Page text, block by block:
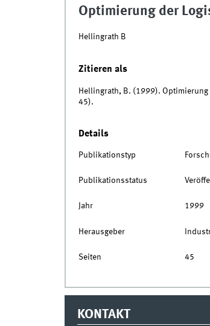
Optimierung der
Hellingrath B
Zitieren als
Hellingrath, B. (1999).
45).
Details
Publikationstyp
Publikationsstatus
Jahr 1999
Herausgeber
Seiten 45
KONTAKT